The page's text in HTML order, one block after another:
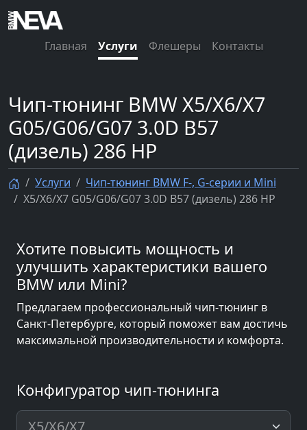
Главная Услуги Флешеры Контакты
Чип-тюнинг BMW X5/X6/X7
G05/G06/G07 3.0D B57
(дизель) 286 HP
Услуги
Чип-тюнинг BMW F-, G-серии и Mini
X5/X6/X7 G05/G06/G07 3.0D B57 (дизель) 286 HP
Хотите повысить мощность и
улучшить характеристики вашего
BMW или Mini?
Предлагаем профессиональный чип-тюнинг в
Санкт-Петербурге, который поможет вам достичь
максимальной производительности и комфорта.
Конфигуратор чип-тюнинга